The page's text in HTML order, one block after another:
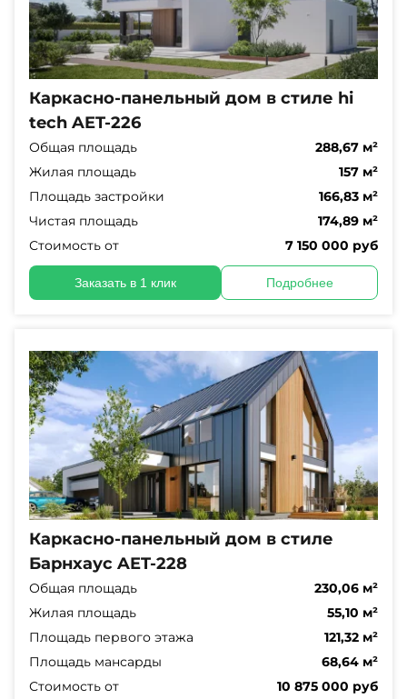
Каркасно-панельный дом в стиле hi
tech AET-226
Общая площадь
288,67 м²
Жилая площадь
157 м²
Площадь застройки
166,83 м²
Чистая площадь
174,89 м²
Стоимость от
7 150 000 руб
Заказать в 1 клик Подробнее
Каркасно-панельный дом в стиле
Барнхаус AET-228
Общая площадь
230,06 м²
Жилая площадь
55,10 м²
Площадь первого этажа
121,32 м²
Площадь мансарды
68,64 м²
Стоимость от
10 875 000 руб